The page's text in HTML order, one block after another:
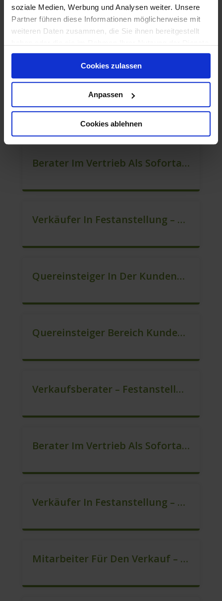
soziale Medien, Werbung und Analysen weiter. Unsere
Partner führen diese Informationen möglicherweise mit
weiteren Daten zusammen, die Sie ihnen bereitgestellt
gesammelt haben.
Cookies zulassen
Anpassen
Cookies ablehnen
Quereinsteiger In Der Kundenberatung (m/w/d)
Mitarbeiter Verkauf – Festanstellung (m/w/d)
Berater Im Vertrieb Als Sofortanstellung (m/w/d)
Verkäufer In Festanstellung – Top Gehalt (m/w/d)
Quereinsteiger In Der Kundenberatung (m/w/d)
Quereinsteiger Bereich Kundenberatung (m/w/d)
Verkaufsberater – Festanstellung (m/w/d)
Berater Im Vertrieb Als Sofortanstellung (m/w/d)
Verkäufer In Festanstellung – Top Gehalt (m/w/d)
Mitarbeiter Für Den Verkauf – Quereinstieg Möglich (m/w/d)